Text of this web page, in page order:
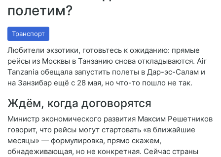
полетим?
Транспорт
Любители экзотики, готовьтесь к ожиданию: прямые
рейсы из Москвы в Танзанию снова откладываются. Air
Tanzania обещала запустить полеты в Дар-эс-Салам и
на Занзибар ещё с 28 мая, но что-то пошло не так.
Ждём, когда договорятся
Министр экономического развития Максим Решетников
говорит, что рейсы могут стартовать «в ближайшие
месяцы» — формулировка, прямо скажем,
обнадеживающая, но не конкретная. Сейчас страны